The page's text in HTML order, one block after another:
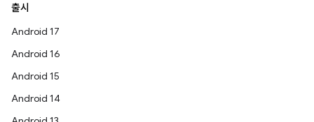
출시
Android 17
Android 16
Android 15
Android 14